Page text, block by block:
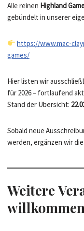
Alle reinen Highland
gebündelt in unserer
https://www.mac-
games/
Hier listen wir
für 2026 – fortlaufend
Stand der Übersicht:
Sobald neue
werden, ergänzen wir
Weitere
willkommen